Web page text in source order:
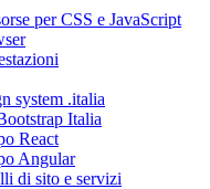
per CSS e JavaScript
system .italia
Italia
React
Angular
di sito e servizi